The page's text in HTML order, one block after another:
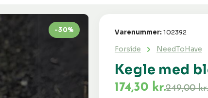
-30%
Kegle med
Forside NeedToHave
Varenummer: 102392
174,30 kr.249,00 kr.